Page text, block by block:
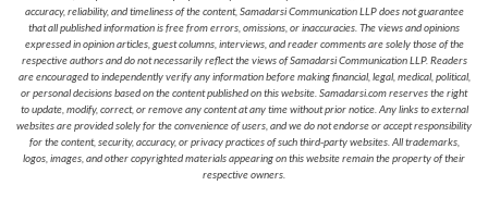
accuracy, reliability, and timeliness of the content, Samadarsi Communication LLP does not guarantee
that all published information is free from errors, omissions, or inaccuracies. The views and opinions
expressed in opinion articles, guest columns, interviews, and reader comments are solely those of the
respective authors and do not necessarily reflect the views of Samadarsi Communication LLP. Readers
are encouraged to independently verify any information before making financial, legal, medical, political,
or personal decisions based on the content published on this website. Samadarsi.com reserves the right
to update, modify, correct, or remove any content at any time without prior notice. Any links to external
websites are provided solely for the convenience of users, and we do not endorse or accept responsibility
for the content, security, accuracy, or privacy practices of such third-party websites. All trademarks,
logos, images, and other copyrighted materials appearing on this website remain the property of their
respective owners.